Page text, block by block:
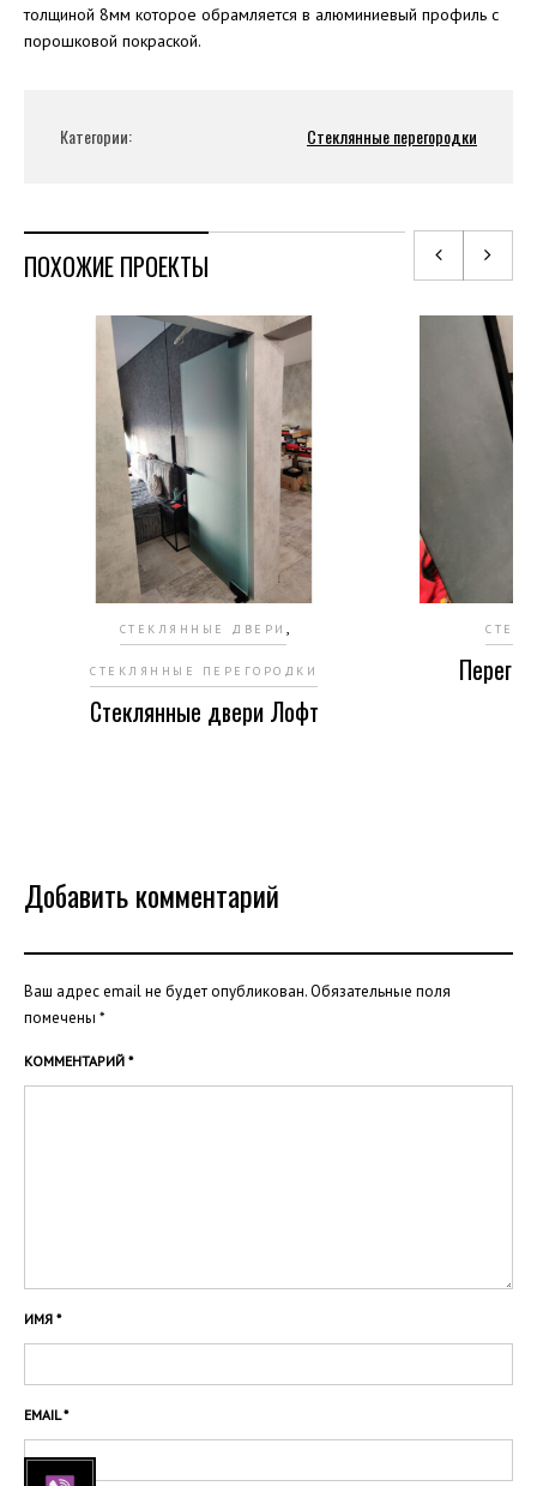
толщиной 8мм которое обрамляется в алюминиевый профиль с
порошковой покраской.
Категории: Стеклянные перегородки
ПОХОЖИЕ ПРОЕКТЫ
СТЕКЛЯННЫЕ ДВЕРИ ,
СТЕКЛЯННЫЕ ПЕРЕГОРОДКИ
Стеклянные двери Лофт
Добавить комментарий
Ваш адрес email не будет опубликован.Обязательные поля
помечены *
КОММЕНТАРИЙ *
ИМЯ *
EMAIL*